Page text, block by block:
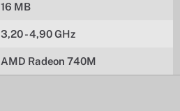
16 MB
3,20 - 4,90 GHz
AMD Radeon 740M